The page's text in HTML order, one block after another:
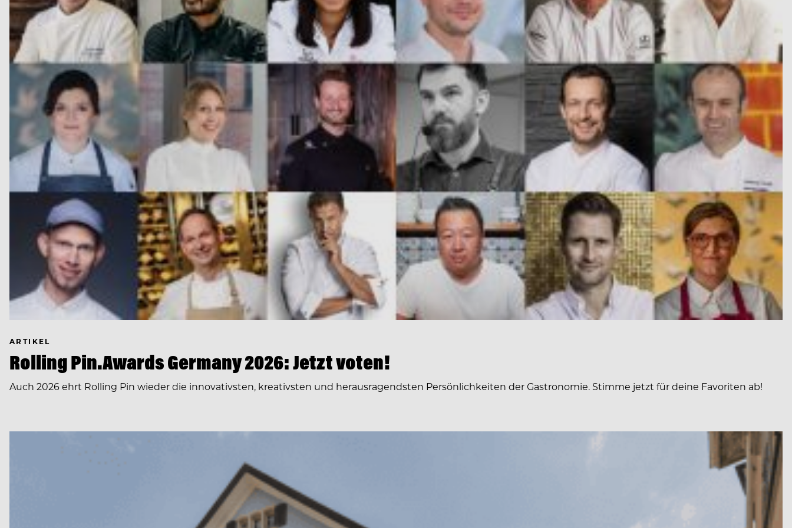
ARTIKEL
Rolling Pin.Awards Germany 2026: Jetzt voten!
Auch 2026 ehrt Rolling Pin wieder die innovativsten, kreativsten und herausragendsten Persönlichkeiten der Gastronomie. Stimme jetzt für deine Favoriten ab!